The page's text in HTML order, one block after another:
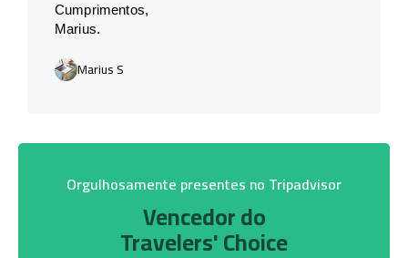
Cumprimentos,
Marius.
Marius S
Orgulhosamente presentes no Tripadvisor
Vencedor do
Travelers' Choice